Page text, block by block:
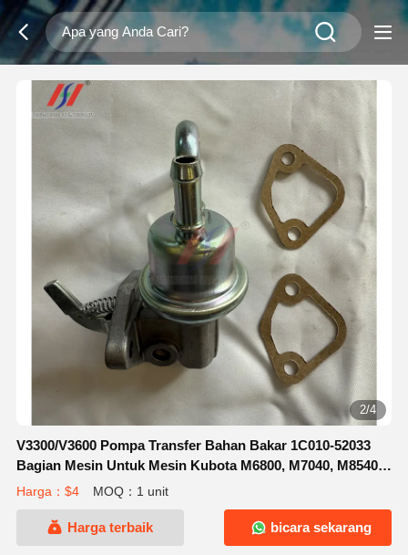
2/4
V3300/V3600 Pompa Transfer Bahan Bakar 1C010-52033
Bagian Mesin Untuk Mesin Kubota M6800, M7040, M8540,
Dan M9000
Harga：$4 MOQ：1 unit
Harga terbaik bicara sekarang